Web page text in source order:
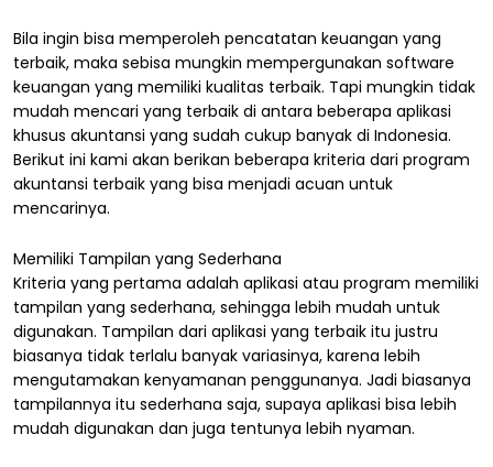
Bila ingin bisa memperoleh pencatatan keuangan yang
terbaik, maka sebisa mungkin mempergunakan software
keuangan yang memiliki kualitas terbaik. Tapi mungkin tidak
mudah mencari yang terbaik di antara beberapa aplikasi
khusus akuntansi yang sudah cukup banyak di Indonesia.
Berikut ini kami akan berikan beberapa kriteria dari program
akuntansi terbaik yang bisa menjadi acuan untuk
mencarinya.
Memiliki Tampilan yang Sederhana
Kriteria yang pertama adalah aplikasi atau program memiliki
tampilan yang sederhana, sehingga lebih mudah untuk
digunakan. Tampilan dari aplikasi yang terbaik itu justru
biasanya tidak terlalu banyak variasinya, karena lebih
mengutamakan kenyamanan penggunanya. Jadi biasanya
tampilannya itu sederhana saja, supaya aplikasi bisa lebih
mudah digunakan dan juga tentunya lebih nyaman.